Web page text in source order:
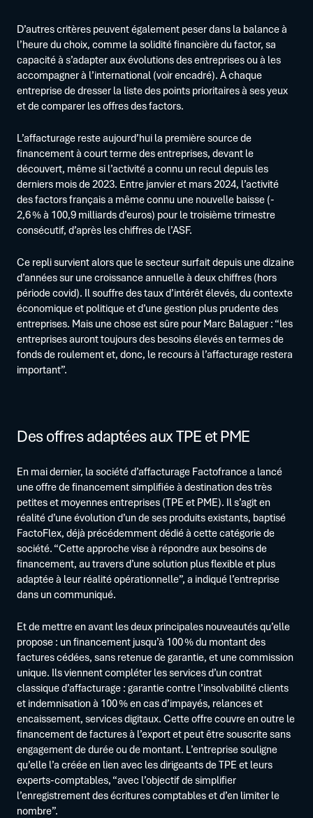
D’autres critères peuvent également peser dans la balance à
l’heure du choix, comme la solidité financière du factor, sa
capacité à s’adapter aux évolutions des entreprises ou à les
accompagner à l’international (voir encadré). À chaque
entreprise de dresser la liste des points prioritaires à ses yeux
et de comparer les offres des factors.
L’affacturage reste aujourd’hui la première source de
financement à court terme des entreprises, devant le
découvert, même si l’activité a connu un recul depuis les
derniers mois de 2023. Entre janvier et mars 2024, l’activité
des factors français a même connu une nouvelle baisse (-
2,6 % à 100,9 milliards d’euros) pour le troisième trimestre
consécutif, d’après les chiffres de l’ASF.
Ce repli survient alors que le secteur surfait depuis une dizaine
d’années sur une croissance annuelle à deux chiffres (hors
période covid). Il souffre des taux d’intérêt élevés, du contexte
économique et politique et d’une gestion plus prudente des
entreprises. Mais une chose est sûre pour Marc Balaguer : “les
entreprises auront toujours des besoins élevés en termes de
fonds de roulement et, donc, le recours à l’affacturage restera
important”.
Des offres adaptées aux TPE et PME
En mai dernier, la société d’affacturage Factofrance a lancé
une offre de financement simplifiée à destination des très
petites et moyennes entreprises (TPE et PME). Il s’agit en
réalité d’une évolution d’un de ses produits existants, baptisé
FactoFlex, déjà précédemment dédié à cette catégorie de
société. “Cette approche vise à répondre aux besoins de
financement, au travers d’une solution plus flexible et plus
adaptée à leur réalité opérationnelle”, a indiqué l’entreprise
dans un communiqué.
Et de mettre en avant les deux principales nouveautés qu’elle
propose : un financement jusqu’à 100 % du montant des
factures cédées, sans retenue de garantie, et une commission
unique. Ils viennent compléter les services d’un contrat
classique d’affacturage : garantie contre l’insolvabilité clients
et indemnisation à 100 % en cas d’impayés, relances et
encaissement, services digitaux. Cette offre couvre en outre le
financement de factures à l’export et peut être souscrite sans
engagement de durée ou de montant. L’entreprise souligne
qu’elle l’a créée en lien avec les dirigeants de TPE et leurs
experts-comptables, “avec l’objectif de simplifier
l’enregistrement des écritures comptables et d’en limiter le
nombre”.